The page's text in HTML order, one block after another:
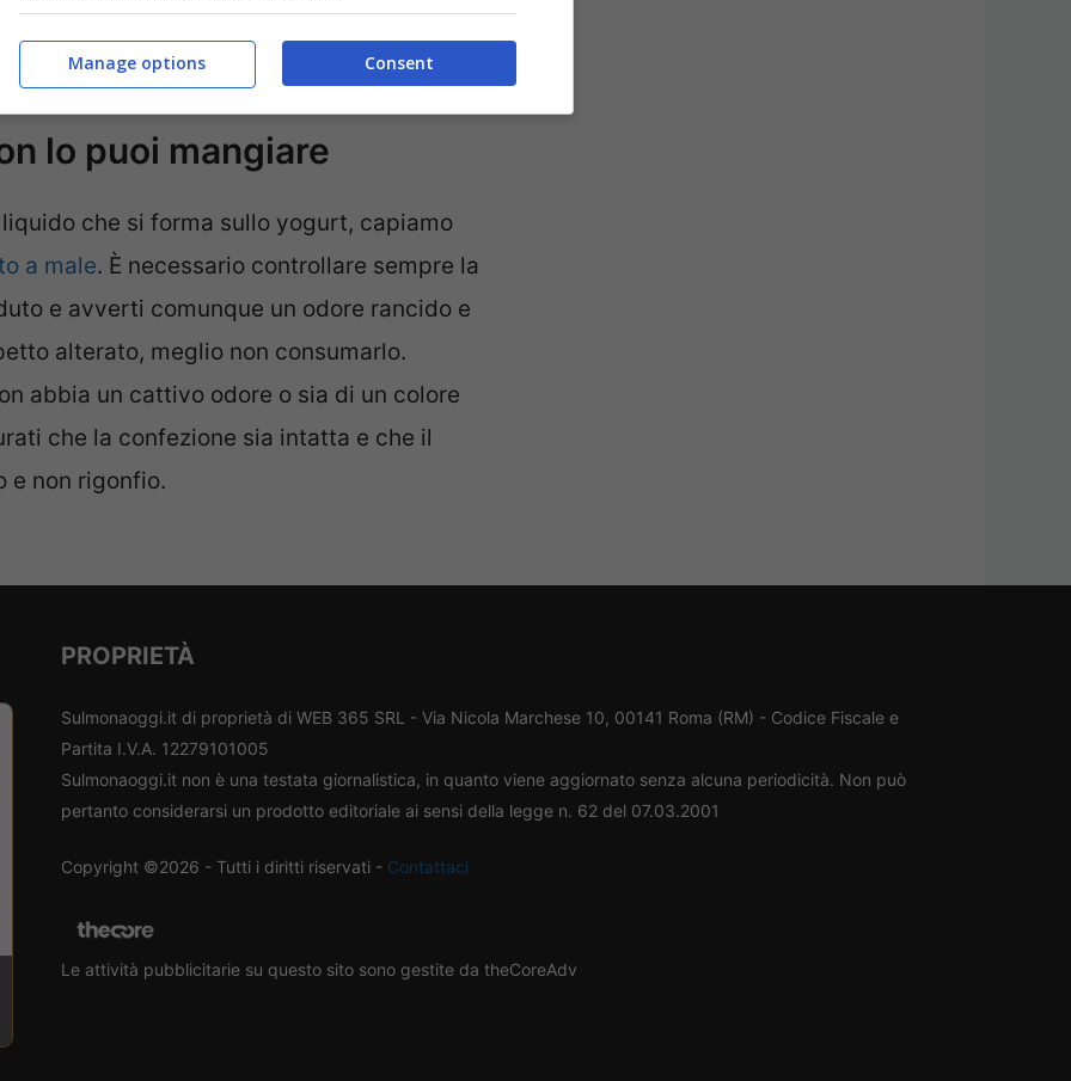
non deve essere buttato via. Anzi,
cremosità.
lo puoi mangiare
che si forma sullo yogurt, capiamo
a male. È necessario controllare sempre la
e avverti comunque un odore rancido e
alterato, meglio non consumarlo.
abbia un cattivo odore o sia di un colore
che la confezione sia intatta e che il
e non rigonfio.
PROPRIETÀ
Sulmonaoggi.it di proprietà di WEB 365 SRL - Via Nicola Marchese 10, 00141 Roma (RM) - Codice Fiscale e
Partita I.V.A. 12279101005
Sulmonaoggi.it non è una testata giornalistica, in quanto viene aggiornato senza alcuna periodicità. Non può
pertanto considerarsi un prodotto editoriale ai sensi della legge n. 62 del 07.03.2001
Copyright ©2026 - Tutti i diritti riservati - Contattaci
Le attività pubblicitarie su questo sito sono gestite da theCoreAdv
Consent
Manage options